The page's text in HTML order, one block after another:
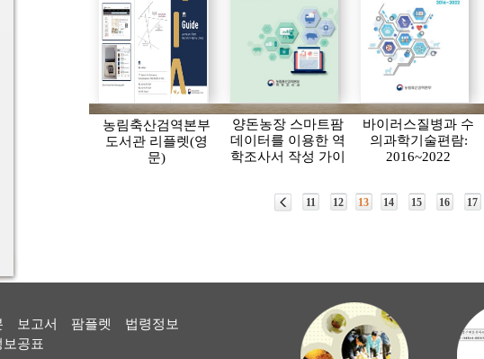
농림축산검역본부
도서관 리플렛(영
문)
양돈농장 스마트팜
데이터를 이용한 역
학조사서 작성 가이
바이러스질병과 수
의과학기술편람:
2016~2022
11 12 13 14 15 16 17
보고서 팜플렛
법령정보
공표